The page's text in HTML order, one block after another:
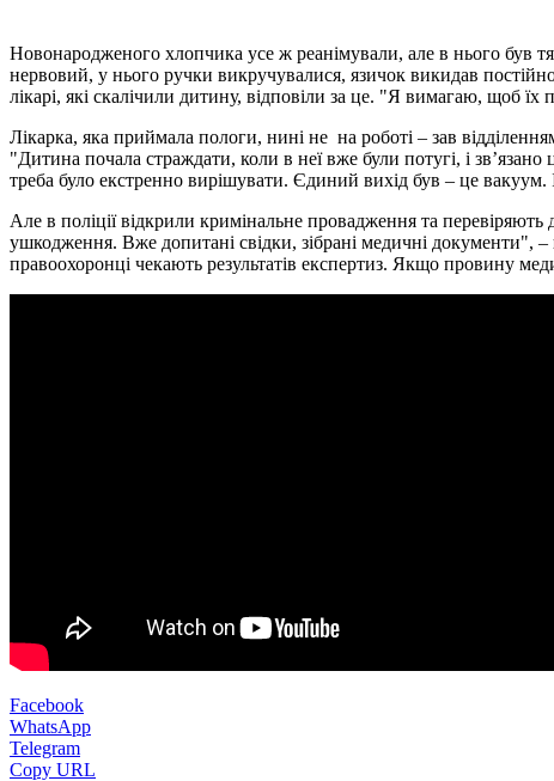
Новонародженого хлопчика усе ж реанімували, але в нього був
нервовий, у нього ручки викручувалися, язичок викидав
лікарі, які скалічили дитину, відповіли за це. "Я вимагаю, щоб
Лікарка, яка приймала пологи, нині не на роботі – зав
"Дитина почала страждати, коли в неї вже були потугі, і
треба було екстренно вирішувати. Єдиний вихід був – це
Але в поліції відкрили кримінальне провадження та
ушкодження. Вже допитані свідки, зібрані медичні документи",
правоохоронці чекають результатів експертиз. Якщо провину
Facebook
WhatsApp
Telegram
Copy URL